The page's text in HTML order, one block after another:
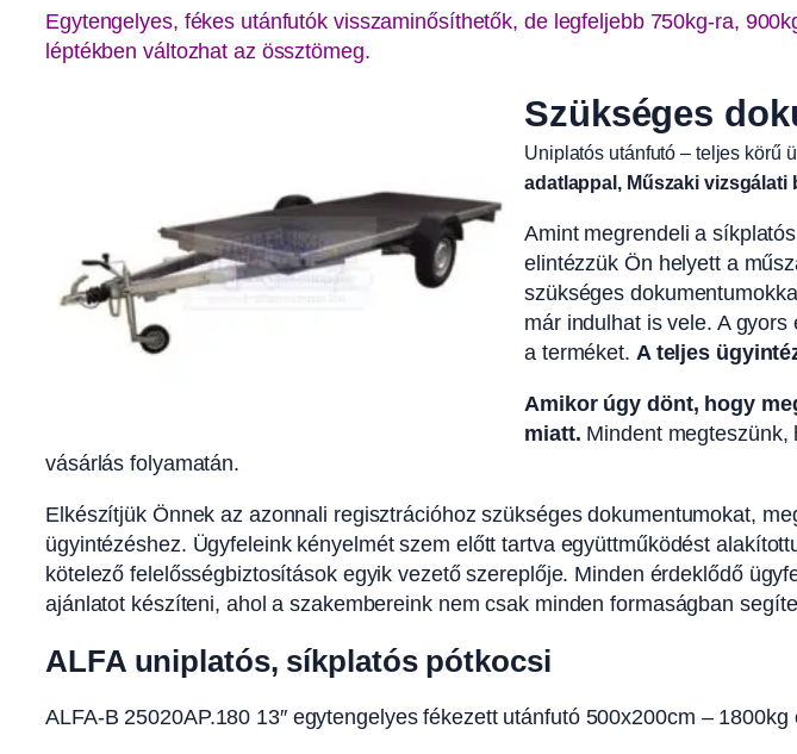
Egytengelyes, fékes utánfutók visszaminősíthetők, de legfeljebb 750kg-ra,
léptékben változhat az össztömeg.
Szükséges
Uniplatós utánfutó – teljes körű
adatlappal, Műszaki vizsgálati
Amint megrendeli a
elintézzük Ön helyett a
szükséges
már indulhat is vele. A
a terméket. A teljes
Amikor úgy dönt, hogy
miatt. Mindent
vásárlás folyamatán.
Elkészítjük Önnek az azonnali regisztrációhoz szükséges dokumentumokat,
ügyintézéshez. Ügyfeleink kényelmét szem előtt tartva együttműködést
kötelező felelősségbiztosítások egyik vezető szereplője. Minden érdeklődő
ajánlatot készíteni, ahol a szakembereink nem csak minden formaságban
ALFA uniplatós, síkplatós pótkocsi
ALFA-B 25020AP.180 13″ egytengelyes fékezett utánfutó 500x200cm – 1800kg